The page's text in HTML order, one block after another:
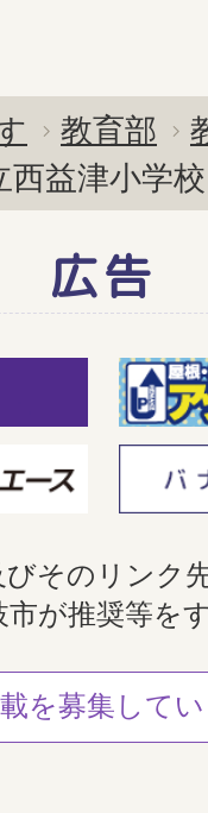
教育部
西益津小学校
広告
そのリンク
が推奨等を
を募集して